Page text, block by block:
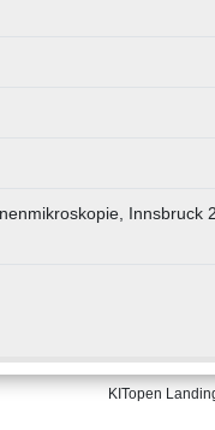
Innsbruck
KITopen